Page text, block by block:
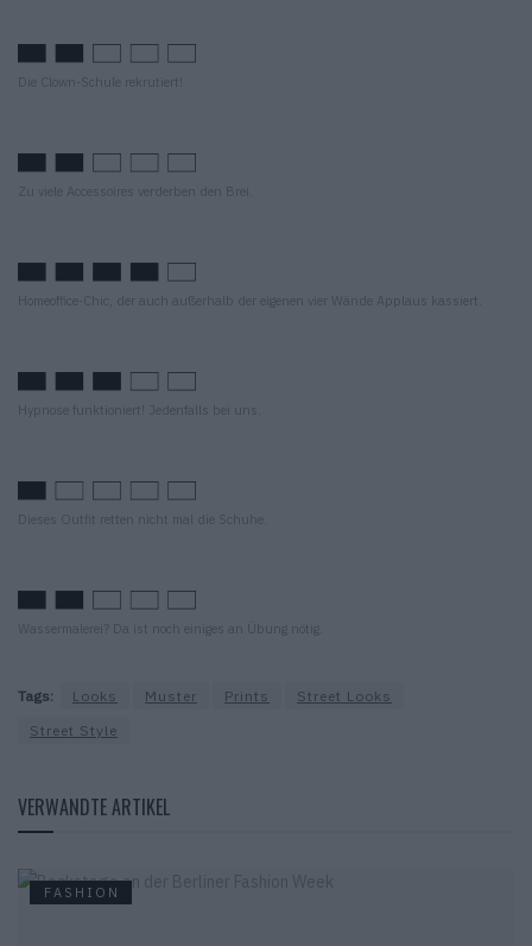
Die Clown-Schule rekrutiert!
Zu viele Accessoires verderben den Brei.
Homeoffice-Chic, der auch außerhalb der eigenen vier Wände Applaus kassiert.
Hypnose funktioniert! Jedenfalls bei uns.
Dieses Outfit retten nicht mal die Schuhe.
Wassermalerei? Da ist noch einiges an Übung nötig.
Tags: Looks Muster Prints
Street Looks
Street Style
VERWANDTE ARTIKEL
FASHION